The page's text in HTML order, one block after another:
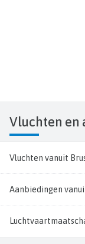
Vluchten en
Vluchten vanuit
Aanbiedingen